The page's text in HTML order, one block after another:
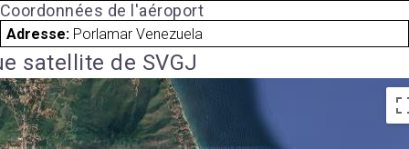
Coordonnées de l'aéroport
Adresse: Porlamar Venezuela
satellite de SVGJ